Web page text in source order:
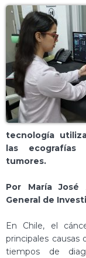
tecnología
las ecografías
tumores.
Por María José
General de
En Chile, el
principales
tiempos de